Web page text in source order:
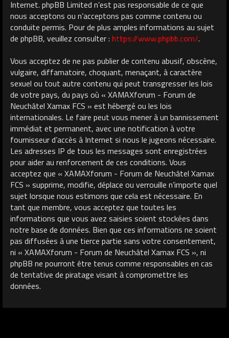
Internet. phpBB Limited n’est pas responsable de ce que
nous acceptons ou n’acceptons pas comme contenu ou
conduite permis. Pour de plus amples informations au sujet
de phpBB, veuillez consulter : https://www.phpbb.com/.
Vous acceptez de ne pas publier de contenu abusif, obscène,
vulgaire, diffamatoire, choquant, menaçant, à caractère
sexuel ou tout autre contenu qui peut transgresser les lois
de votre pays, du pays où « XAMAXforum - Forum de
Neuchâtel Xamax FCS » est hébergé ou les lois
internationales. Le faire peut vous mener à un bannissement
immédiat et permanent, avec une notification à votre
fournisseur d’accès à Internet si nous le jugeons nécessaire.
Les adresses IP de tous les messages sont enregistrées
pour aider au renforcement de ces conditions. Vous
acceptez que « XAMAXforum - Forum de Neuchâtel Xamax
FCS » supprime, modifie, déplace ou verrouille n’importe quel
sujet lorsque nous estimons que cela est nécessaire. En
tant que membre, vous acceptez que toutes les
informations que vous avez saisies soient stockées dans
notre base de données. Bien que ces informations ne soient
pas diffusées à une tierce partie sans votre consentement,
ni « XAMAXforum - Forum de Neuchâtel Xamax FCS », ni
phpBB ne pourront être tenus comme responsables en cas
de tentative de piratage visant à compromettre les
données.